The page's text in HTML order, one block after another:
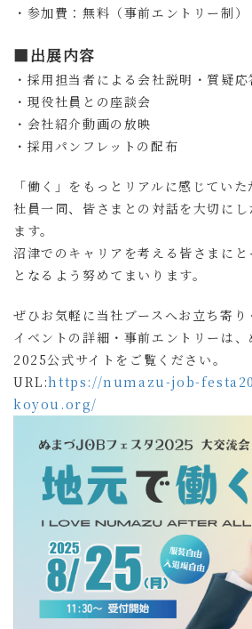
・参加費：無料（事前エントリー制）
■出展内容
・採用担当者による会社説明・質疑応
・現役社員との座談会
・会社紹介動画の放映
・採用パンフレットの配布
「働く」をもっとリアルに感じてい
社員一同、皆さまとの対話を大切に
ます。
沼津でのキャリアを考える皆さまに
となるよう努めてまいります。
ぜひお気軽に当社ブースへお立ち寄り
イベントの詳細・事前エントリーは
2025公式サイトをご覧ください。
URL:https://numazu-job-
koyou.org/